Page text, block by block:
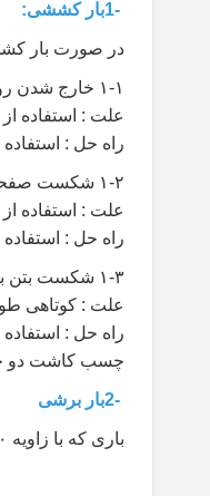
1-بار کششی:
در صورت بار
۱-۱ خارج شدن
علت : استفاده از
راه حل : استفاده
۱-۲ شکست صفحه
علت : استفاده
راه حل :
۱-۳ شکست بتن
علت : کوتاهی
راه حل :
چسب کاشت دو
2-بار برشی
باری که با زاویه